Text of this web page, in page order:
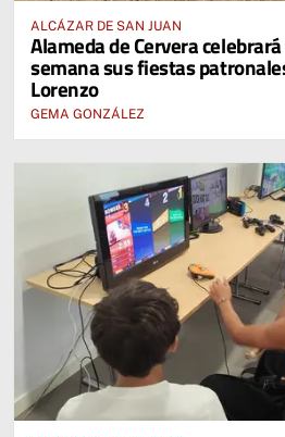
ALCÁZAR DE SAN JUAN
Alameda de Cervera
semana sus fiestas
Lorenzo
GEMA GONZÁLEZ